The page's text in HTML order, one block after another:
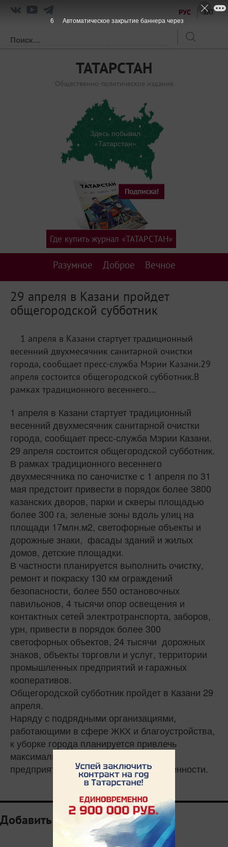
РУС ТАТ
ТАТАРСТАН
Общественно-политическое издание
Здесь побывал
«Татарстан»
Разумное Доброе Вечное
Где купить журнал «ТАТАРСТАН»
29 апреля в Казани пройдет
общегородской субботник
1 апреля в Казани стартует традиционный
весенний двухмесячник санитарной очистки
города, сообщает пресс-служба Мэрии Казани.29
апреля состоится общегородской субботник.В
рамках традиционного весеннего...
1 апреля в Казани стартует традиционный
весенний двухмесячник санитарной очистки
города, сообщает пресс-служба Мэрии Казани.
29 апреля состоится общегородской субботник.
В рамках традиционного весеннего
двухмесячника по саночистке с 1 апреля по 31
мая предстоит привести в порядок более 3800
казанских дворов, парки и скверы площадью
более 300 га, зеленые зоны вдоль улиц на
площади 17млн.м2, светофорные объекты и
дорожные знаки, фасады зданий и жилых
домов, детские площадки.
В частности планируется выполнить очистку,
ремонт и покраску 130 км ограждений
безопасности, более 550 остановочных
павильонов, 4 тысячи опор освещения и
контактных сетей электротранспорта, заборов,
урн, привести в порядок более 300
светофорных объектов, 24 тысячи дорожных
знаков, объекты торговли и услуг, территории
промышленных предприятий и гаражных
кооперативов.
Общегородской субботник пройдет в Казани 29
апреля.
Наряду с подрядными организациями,
работающими в сфере ЖКХ и благоустройства,
к уборке города планируется привлечь
максимальное количество горожан и
предприятий различных форм собственности.
Добавить комментарий
6 Автоматическое закрытие баннера через